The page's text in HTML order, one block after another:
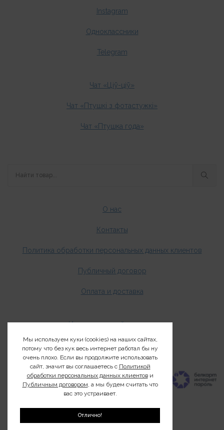
Instagram
Одноклассники
Telegram
Чат «Ціў-ціў»
Чат «Птушкі з фотастужкі»
Чат «Птушка года»
О нас
Контакты
Политика обработки персональных данных клиентов
Публичный договор
Оплата и доставка
Издания о дикой природе
Клуб200
Мы используем куки (cookies) на наших сайтах,
потому что без кук весь интернет работал бы ну
очень плохо. Если вы продолжите использовать
сайт, значит вы соглашаетесь с Политикой
обработки персональных данных клиентови
Публичным договором, а мы будем считать что
вас это устраивает.
Отлично!